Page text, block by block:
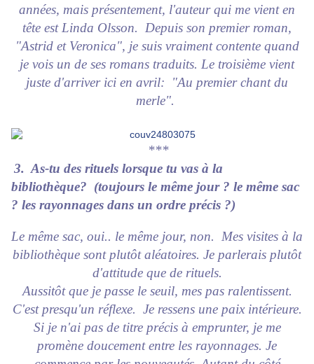
années, mais présentement, l'auteur qui me vient en
tête est Linda Olsson. Depuis son premier roman,
"Astrid et Veronica", je suis vraiment contente quand
je vois un de ses romans traduits. Le troisième vient
juste d'arriver ici en avril: "Au premier chant du
merle".
***
3. As-tu des rituels lorsque tu vas à la
bibliothèque? (toujours le même jour ? le même sac
? les rayonnages dans un ordre précis ?)
Le même sac, oui.. le même jour, non.
Mes visites à la
bibliothèque sont plutôt aléatoires. Je parlerais plutôt
d'attitude que de rituels.
Aussitôt que je passe le seuil, mes pas ralentissent.
C'est presqu'un réflexe. Je ressens une paix intérieure.
Si je n'ai pas de titre précis à emprunter, je me
promène doucement entre les rayonnages. Je